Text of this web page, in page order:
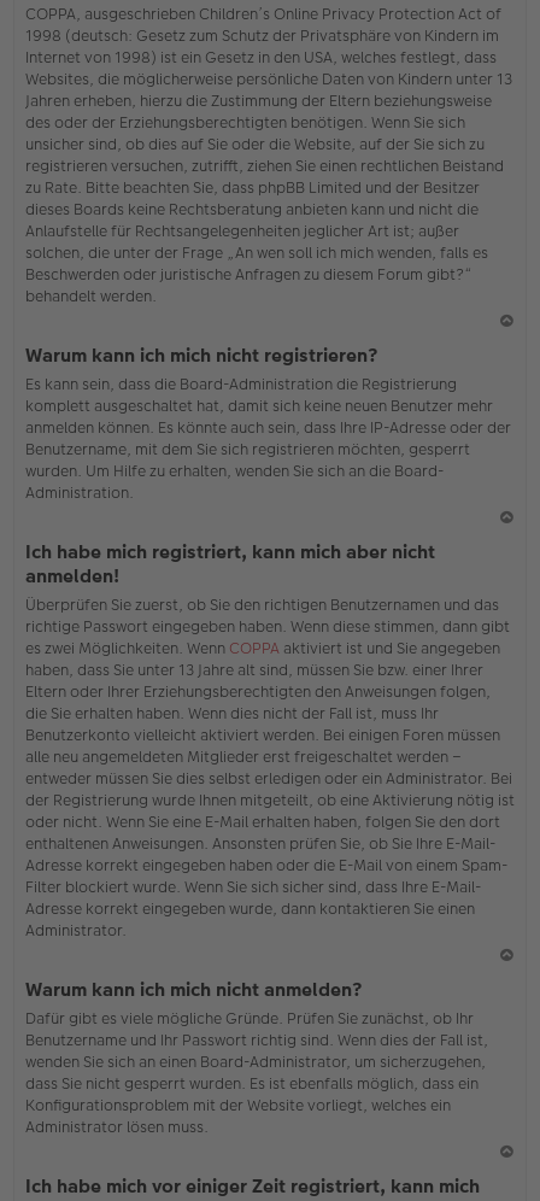
h
en
COPPA, ausgeschrieben Children’s Online Privacy Protection Act of
1998 (deutsch: Gesetz zum Schutz der Privatsphäre von Kindern im
Internet von 1998) ist ein Gesetz in den USA, welches festlegt, dass
Websites, die möglicherweise persönliche Daten von Kindern unter 13
Jahren erheben, hierzu die Zustimmung der Eltern beziehungsweise
des oder der Erziehungsberechtigten benötigen. Wenn Sie sich
unsicher sind, ob dies auf Sie oder die Website, auf der Sie sich zu
registrieren versuchen, zutrifft, ziehen Sie einen rechtlichen Beistand
zu Rate. Bitte beachten Sie, dass phpBB Limited und der Besitzer
dieses Boards keine Rechtsberatung anbieten kann und nicht die
Anlaufstelle für Rechtsangelegenheiten jeglicher Art ist; außer
solchen, die unter der Frage „An wen soll ich mich wenden, falls es
Beschwerden oder juristische Anfragen zu diesem Forum gibt?“
behandelt werden.
b
Warum kann ich mich nicht registrieren?
Es kann sein, dass die Board-Administration die Registrierung
komplett ausgeschaltet hat, damit sich keine neuen Benutzer mehr
anmelden können. Es könnte auch sein, dass Ihre IP-Adresse oder der
Benutzername, mit dem Sie sich registrieren möchten, gesperrt
wurden. Um Hilfe zu erhalten, wenden Sie sich an die Board-
Administration.
b
en
Ich habe mich registriert, kann mich aber nicht
anmelden!
Überprüfen Sie zuerst, ob Sie den richtigen Benutzernamen und das
richtige Passwort eingegeben haben. Wenn diese stimmen, dann gibt
es zwei Möglichkeiten. Wenn COPPA aktiviert ist und Sie angegeben
haben, dass Sie unter 13 Jahre alt sind, müssen Sie bzw. einer Ihrer
Eltern oder Ihrer Erziehungsberechtigten den Anweisungen folgen,
die Sie erhalten haben. Wenn dies nicht der Fall ist, muss Ihr
Benutzerkonto vielleicht aktiviert werden. Bei einigen Foren müssen
alle neu angemeldeten Mitglieder erst freigeschaltet werden –
entweder müssen Sie dies selbst erledigen oder ein Administrator. Bei
der Registrierung wurde Ihnen mitgeteilt, ob eine Aktivierung nötig ist
oder nicht. Wenn Sie eine E-Mail erhalten haben, folgen Sie den dort
enthaltenen Anweisungen. Ansonsten prüfen Sie, ob Sie Ihre E-Mail-
Adresse korrekt eingegeben haben oder die E-Mail von einem Spam-
Filter blockiert wurde. Wenn Sie sich sicher sind, dass Ihre E-Mail-
Adresse korrekt eingegeben wurde, dann kontaktieren Sie einen
Administrator.
Warum kann ich mich nicht anmelden?
Dafür gibt es viele mögliche Gründe. Prüfen Sie zunächst, ob Ihr
Benutzername und Ihr Passwort richtig sind. Wenn dies der Fall ist,
wenden Sie sich an einen Board-Administrator, um sicherzugehen,
dass Sie nicht gesperrt wurden. Es ist ebenfalls möglich, dass ein
Konfigurationsproblem mit der Website vorliegt, welches ein
Administrator lösen muss.
Ich habe mich vor einiger Zeit registriert, kann mich